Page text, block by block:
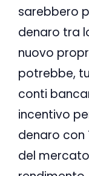
sarebbero
denaro tra
nuovo
potrebbe,
conti
incentivo
denaro con
del